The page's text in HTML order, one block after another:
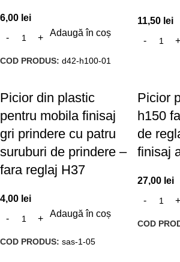
6,00 lei
Adaugă în coș
COD PRODUS: d42-h100-01
11,50 lei
Picior din plastic
pentru mobila finisaj
gri prindere cu patru
suruburi de prindere –
fara reglaj H37
4,00 lei
Adaugă în coș
COD PRODUS: sas-1-05
Picior
h150
de
finisaj
27,00 lei
COD